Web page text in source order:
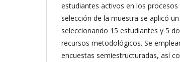
estudiantes activos en los
selección de la muestra se aplicó
seleccionando 15 estudiantes y 5
recursos metodológicos. Se
encuestas semiestructuradas, así